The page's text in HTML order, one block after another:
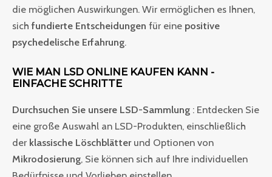
die möglichen Auswirkungen. Wir ermöglichen es Ihnen,
sich fundierte Entscheidungen für eine positive
psychedelische Erfahrung.
WIE MAN LSD ONLINE KAUFEN KANN -
EINFACHE SCHRITTE
Durchsuchen Sie unsere LSD-Sammlung : Entdecken Sie
eine große Auswahl an LSD-Produkten, einschließlich
der klassische Löschblätterund Optionen von
Mikrodosierung, Sie können sich auf Ihre individuellen